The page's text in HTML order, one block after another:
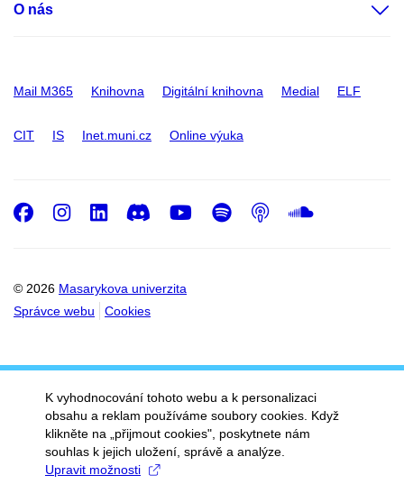
O nás
Mail M365 Knihovna Digitální knihovna Medial ELF
CIT IS Inet.muni.cz Online výuka
© 2026 Masarykova univerzita
Správce webu
Cookies
Facebook
Instagram
LinkedIn
DiscordYoutube
Spotify
Podcast
K vyhodnocování tohoto webu a k personalizaci
obsahu a reklam používáme soubory cookies. Když
klikněte na „přijmout cookies", poskytnete nám
souhlas k jejich uložení, správě a analýze.
Upravit možnosti